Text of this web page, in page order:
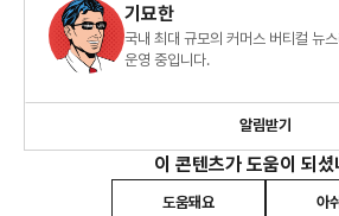
기묘한
국내 최대 규모의 커머스 버티컬 뉴스레터 트렌드라이트를
운영 중입니다.
알림받기
이 콘텐츠가 도움이 되셨
도움돼요 아